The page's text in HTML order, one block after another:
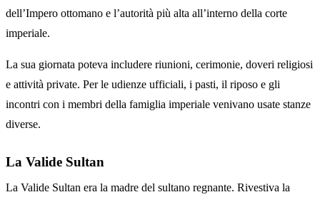
dell’Impero ottomano e l’autorità più alta all’interno della corte
imperiale.
La sua giornata poteva includere riunioni, cerimonie, doveri religiosi
e attività private. Per le udienze ufficiali, i pasti, il riposo e gli
incontri con i membri della famiglia imperiale venivano usate stanze
diverse.
La Valide Sultan
La Valide Sultan era la madre del sultano regnante. Rivestiva la